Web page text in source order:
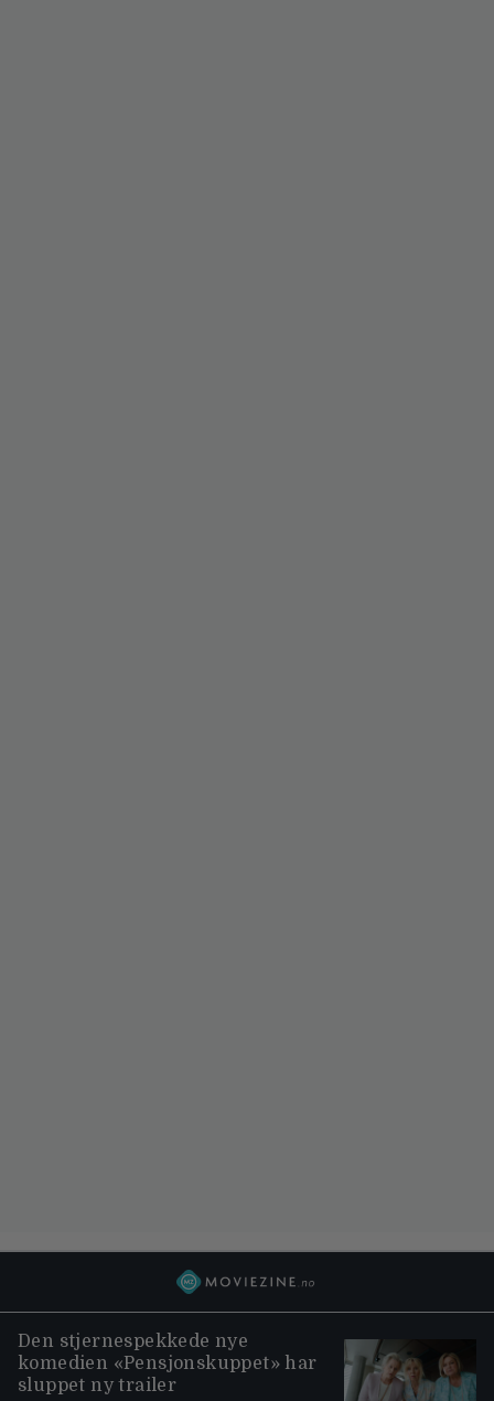
Den stjernespekkede nye
komedien «Pensjonskuppet» har
sluppet ny trailer